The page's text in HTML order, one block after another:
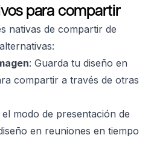
para compartir
nativas de compartir de
: Guarda tu diseño en
compartir a través de otras
el modo de presentación de
en reuniones en tiempo